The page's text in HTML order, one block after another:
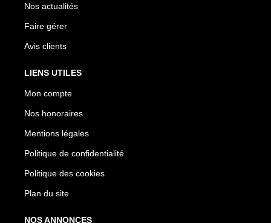
Nos actualités
Faire gérer
Avis clients
LIENS UTILES
Mon compte
Nos honoraires
Mentions légales
Politique de confidentialité
Politique des cookies
Plan du site
NOS ANNONCES